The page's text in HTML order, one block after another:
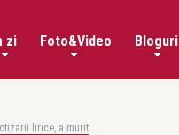
zi Foto&Video Bloguri
lirice, a murit